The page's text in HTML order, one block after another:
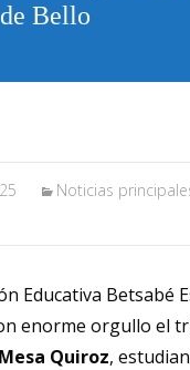
Bello
Noticias
Educativa Betsabé
enorme orgullo el
Quiroz,